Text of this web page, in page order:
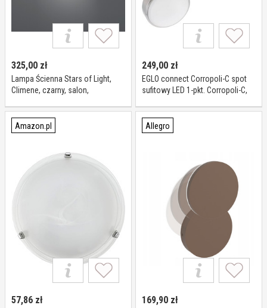
325,00 zł
Lampa Ścienna Stars of Light,
Climene, czarny, salon,
249,00 zł
EGLO connect Corropoli-C spot
sufitowy LED 1-pkt. Corropoli-C,
aluminiowy / szary / cynkowy,
przedpokój, metal, nowoczesny
Amazon.pl
57,86 zł
Allegro
169,90 zł